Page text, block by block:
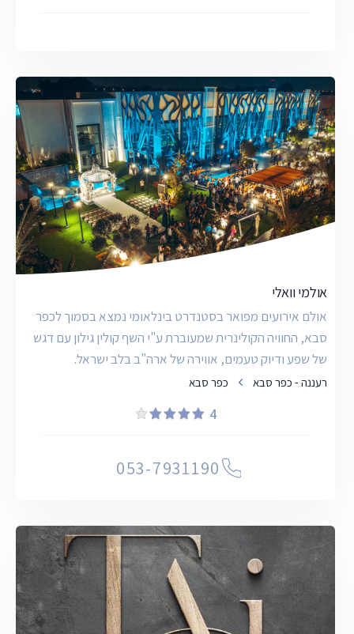
אולמי וואלי
אולם אירועים מפואר בסטנדרט בינלאומי נמצא בסמוך לכפר
סבא, החוויה הקולינרית שמעוברת ע"י השף קולין גילון עם דגש
של שפע ודיוק טעמים, אווירה של ארה"ב בלב ישראל.
רעננה - כפר סבא כפר סבא
4
053-7931190